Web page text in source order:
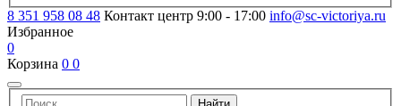
8 351 958 08 48 Контакт центр 9:00 - 17:00 info@sc-victoriya.ru
Избранное
0
Корзина 0 0